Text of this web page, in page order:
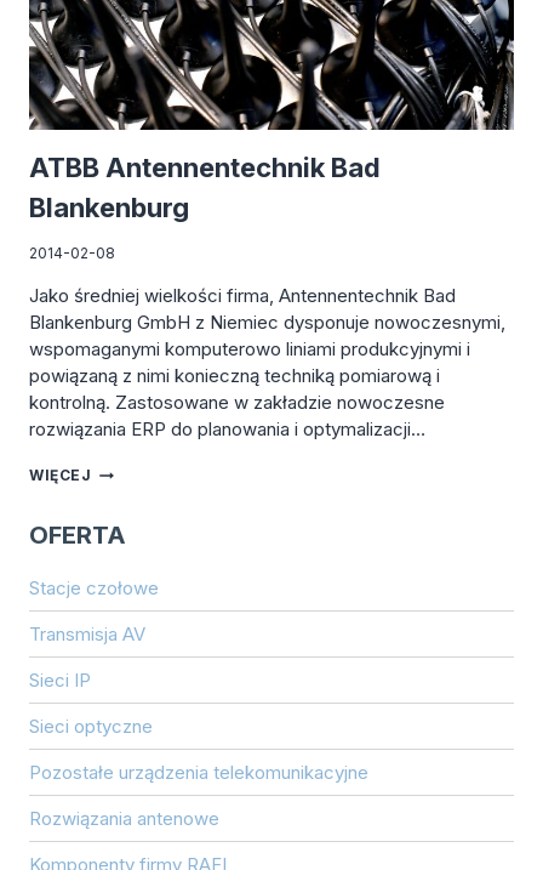
ATBB Antennentechnik Bad
Blankenburg
2014-02-08
Jako średniej wielkości firma, Antennentechnik Bad
Blankenburg GmbH z Niemiec dysponuje nowoczesnymi,
wspomaganymi komputerowo liniami produkcyjnymi i
powiązaną z nimi konieczną techniką pomiarową i
kontrolną. Zastosowane w zakładzie nowoczesne
rozwiązania ERP do planowania i optymalizacji…
WIĘCEJ ATBB
BLANKENBURG
OFERTA
Stacje czołowe
Transmisja AV
Sieci IP
Sieci optyczne
Pozostałe urządzenia telekomunikacyjne
Rozwiązania antenowe
Komponenty firmy RAFI